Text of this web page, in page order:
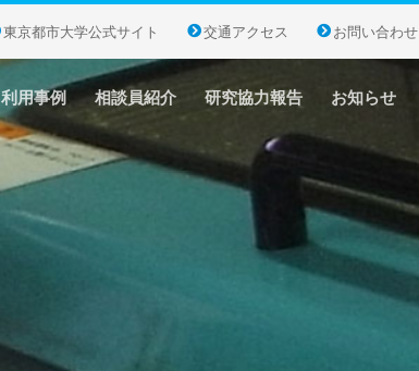
東京都市大学公式サイト 交通アクセス お問い合わせ
利用事例 相談員紹介 研究協力報告 お知らせ